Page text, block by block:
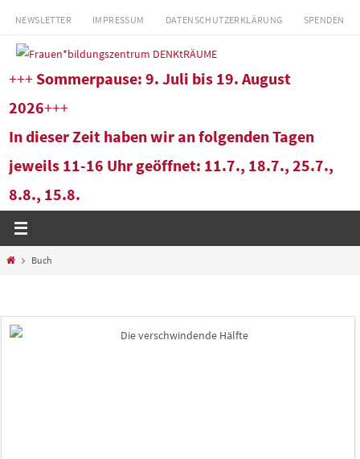
Zum
springen
NEWSLETTER IMPRESSUM DATENSCHUTZERKLÄRUNG SPENDEN
+++ Sommerpause: 9. Juli bis 19. August
2026+++
In dieser Zeit haben wir an folgenden Tagen
jeweils 11-16 Uhr geöffnet: 11.7., 18.7., 25.7.,
8.8., 15.8.
StartBuch